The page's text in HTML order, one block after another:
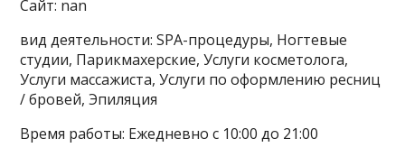
Сайт: nan
вид деятельности: SPA-процедуры, Ногтевые
студии, Парикмахерские, Услуги косметолога,
Услуги массажиста, Услуги по оформлению ресниц
/ бровей, Эпиляция
Время работы: Ежедневно с 10:00 до 21:00